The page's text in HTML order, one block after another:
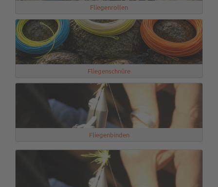
Fliegenrollen
Fliegenschnüre
Fliegenbinden